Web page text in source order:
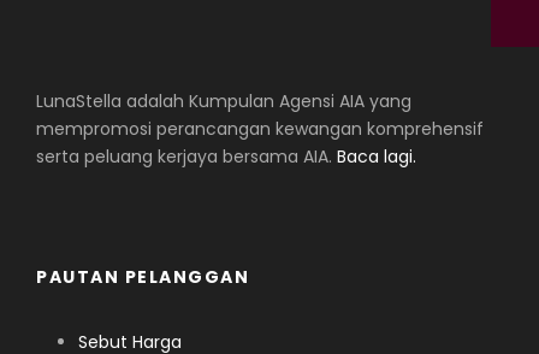
LunaStella adalah Kumpulan Agensi AIA yang
mempromosi perancangan kewangan komprehensif
serta peluang kerjaya bersama AIA. Baca lagi.
PAUTAN PELANGGAN
Sebut Harga